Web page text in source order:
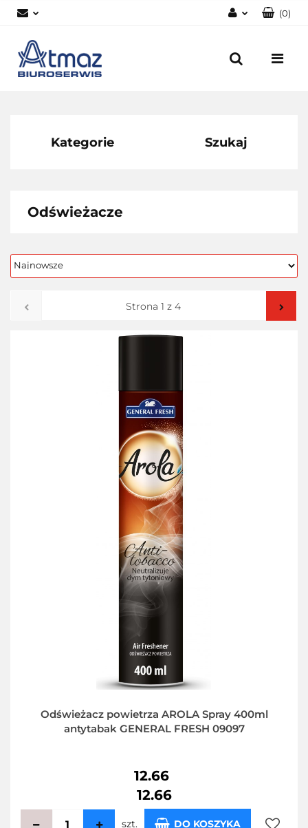
Zarejestruj się
(0)
Kategorie Szukaj
Odświeżacze
Odświeżacz powietrza AROLA Spray 400ml
antytabak GENERAL FRESH 09097
12.66
12.66
szt. DO KOSZYKA